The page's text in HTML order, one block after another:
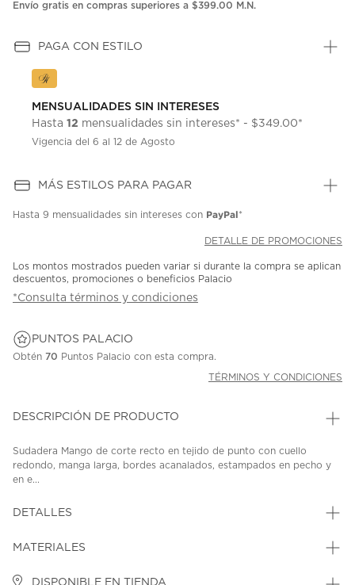
Envío gratis en compras superiores a $399.00 M.N.
PAGA CON ESTILO
MENSUALIDADES SIN INTERESES
Hasta 12 mensualidades sin intereses* - $349.00*
Vigencia del 6 al 12 de Agosto
MÁS ESTILOS PARA PAGAR
Hasta 9 mensualidades sin intereses con PayPal*
DETALLE DE PROMOCIONES
Los montos mostrados pueden variar si durante la compra se aplican
descuentos, promociones o beneficios Palacio
*Consulta términos y condiciones
PUNTOS PALACIO
Obtén 70 Puntos Palacio con esta compra.
TÉRMINOS Y CONDICIONES
DESCRIPCIÓN DE PRODUCTO
Sudadera Mango de corte recto en tejido de punto con cuello
redondo, manga larga, bordes acanalados, estampados en pecho y
en e...
DETALLES
MATERIALES